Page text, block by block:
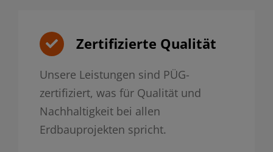
Zertifizierte Qualität
Unsere Leistungen sind PÜG-
zertifiziert, was für Qualität und
Nachhaltigkeit bei allen
Erdbauprojekten spricht.